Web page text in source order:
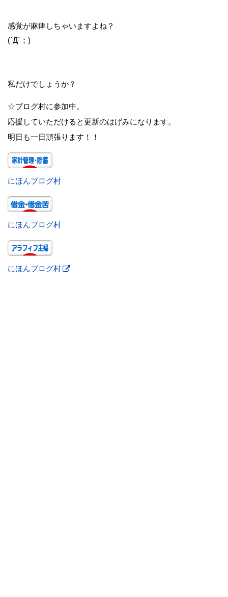
感覚が麻痺しちゃいますよね？
(´Д`；)
私だけでしょうか？
☆ブログ村に参加中。
応援していただけると更新のはげみになります。
明日も一日頑張ります！！
にほんブログ村
にほんブログ村
にほんブログ村